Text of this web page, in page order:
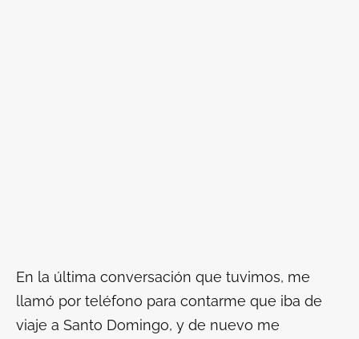
En la última conversación que tuvimos, me
llamó por teléfono para contarme que iba de
viaje a Santo Domingo, y de nuevo me